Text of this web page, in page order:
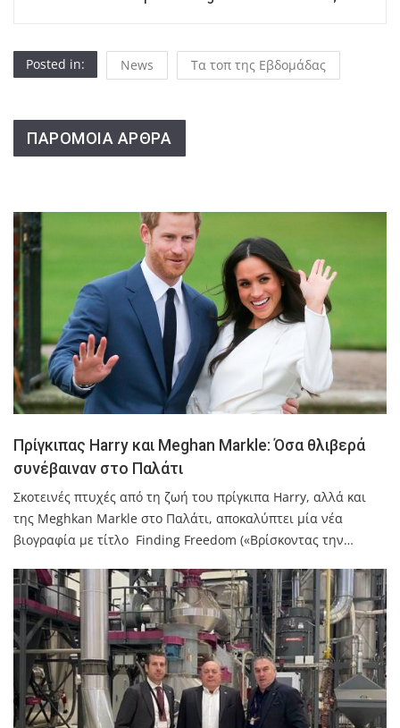
Posted in: News Τα τοπ της Εβδομάδας
ΠΑΡΟΜΟΙΑ ΑΡΘΡΑ
Πρίγκιπας Harry και Meghan Markle: Όσα θλιβερά
συνέβαιναν στο Παλάτι
Σκοτεινές πτυχές από τη ζωή του πρίγκιπα Harry, αλλά και
της Meghkan Markle στο Παλάτι, αποκαλύπτει μία νέα
βιογραφία με τίτλο Finding Freedom («Βρίσκοντας την…